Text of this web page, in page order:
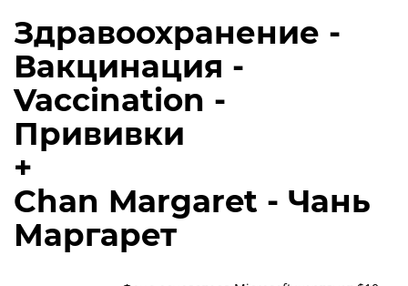
Здравоохранение -
Вакцинация -
Vaccination -
Прививки
+
Chan Margaret - Чань
Маргарет